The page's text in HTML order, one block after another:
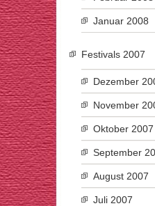
Januar 2008
Festivals 2007
Dezember
November
Oktober 2007
September
August 2007
Juli 2007